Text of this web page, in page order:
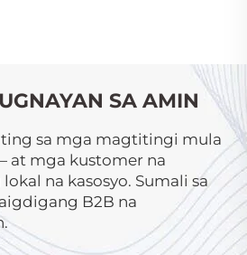
SA AMIN
sa mga magtitingi mula
at mga kustomer na
na kasosyo. Sumali sa
B2B na